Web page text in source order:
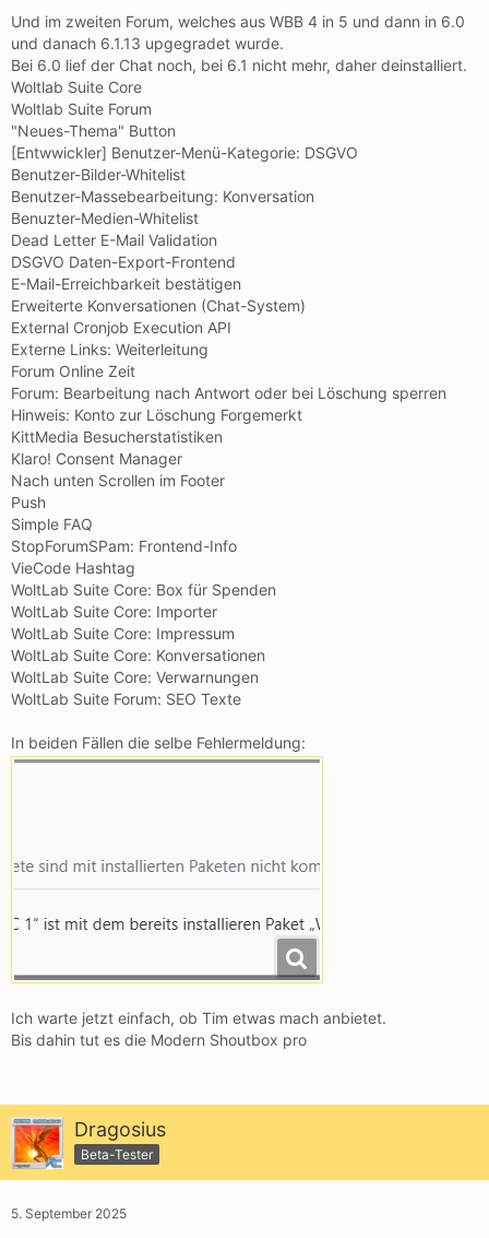
Und im zweiten Forum, welches aus WBB 4 in 5 und dann in 6.0
und danach 6.1.13 upgegradet wurde.
Bei 6.0 lief der Chat noch, bei 6.1 nicht mehr, daher deinstalliert.
Woltlab Suite Core
Woltlab Suite Forum
"Neues-Thema" Button
[Entwwickler] Benutzer-Menü-Kategorie: DSGVO
Benutzer-Bilder-Whitelist
Benutzer-Massebearbeitung: Konversation
Benuzter-Medien-Whitelist
Dead Letter E-Mail Validation
DSGVO Daten-Export-Frontend
E-Mail-Erreichbarkeit bestätigen
Erweiterte Konversationen (Chat-System)
External Cronjob Execution API
Externe Links: Weiterleitung
Forum Online Zeit
Forum: Bearbeitung nach Antwort oder bei Löschung sperren
Hinweis: Konto zur Löschung Forgemerkt
KittMedia Besucherstatistiken
Klaro! Consent Manager
Nach unten Scrollen im Footer
Push
Simple FAQ
StopForumSPam: Frontend-Info
VieCode Hashtag
WoltLab Suite Core: Box für Spenden
WoltLab Suite Core: Importer
WoltLab Suite Core: Impressum
WoltLab Suite Core: Konversationen
WoltLab Suite Core: Verwarnungen
WoltLab Suite Forum: SEO Texte
In beiden Fällen die selbe Fehlermeldung:
Ich warte jetzt einfach, ob Tim etwas mach anbietet.
Bis dahin tut es die Modern Shoutbox pro
Dragosius
Beta-Tester
5. September 2025